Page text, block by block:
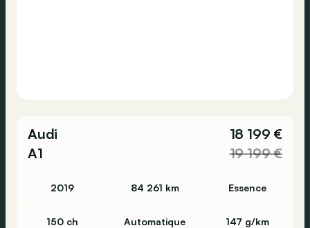
Audi
A1
18 199 €
19 199 €
2019 84 261 km Essence
150 ch Automatique 147 g/km